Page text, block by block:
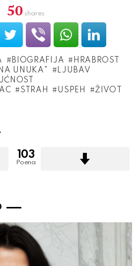
50 shares
BIOGRAFIJA
HRABROST
UNUKA"
LJUBAV
STRAH USPEH ŽIVOT
103
Poena